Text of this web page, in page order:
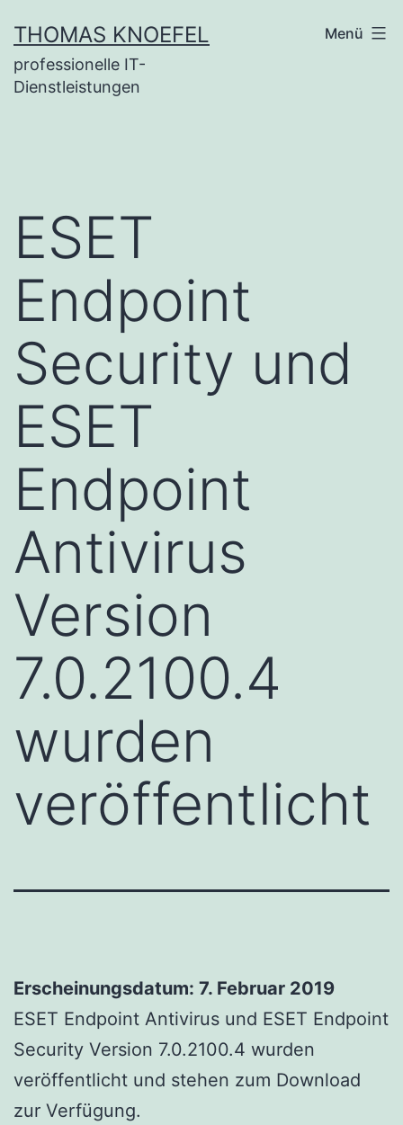
Inhalt
springen
THOMAS KNOEFEL
professionelle IT-
Dienstleistungen
Menü
ESET
Endpoint
Security und
ESET
Endpoint
Antivirus
Version
7.0.2100.4
wurden
veröffentlicht
Erscheinungsdatum: 7. Februar 2019
ESET Endpoint Antivirus und ESET Endpoint
Security Version 7.0.2100.4 wurden
veröffentlicht und stehen zum Download
zur Verfügung.